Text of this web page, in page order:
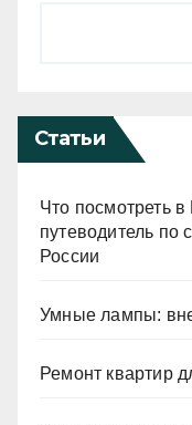
Статьи
Что посмотреть в
путеводитель по
России
Умные лампы:
Ремонт квартир